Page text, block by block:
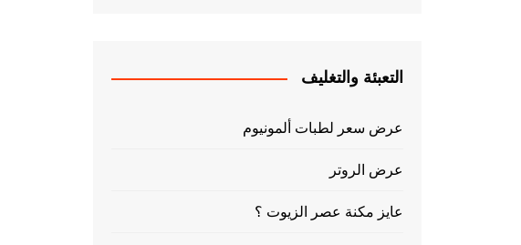
التعبئة والتغليف
عرض سعر لطبات ألمونيوم
عرض الروتر
عايز مكنة عصر الزيوت ؟